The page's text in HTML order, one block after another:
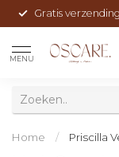
Gratis
MENU
Home / Priscilla